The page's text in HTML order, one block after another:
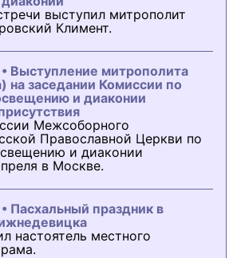
выступил митрополит
Климент.
Выступление митрополита
на заседании Комиссии по
и диаконии
Межсоборного
Православной Церкви по
и диаконии
в Москве.
Пасхальный праздник в
настоятель местного